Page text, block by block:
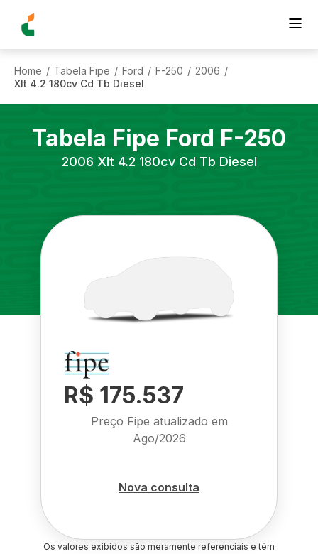
Home / Tabela Fipe / Ford / F-250 / 2006 /
Xlt 4.2 180cv Cd Tb Diesel
Tabela Fipe Ford F-250
2006 Xlt 4.2 180cv Cd Tb Diesel
R$ 175.537
Preço Fipe atualizado em
Ago/2026
Nova consulta
Os valores exibidos são meramente referenciais e têm